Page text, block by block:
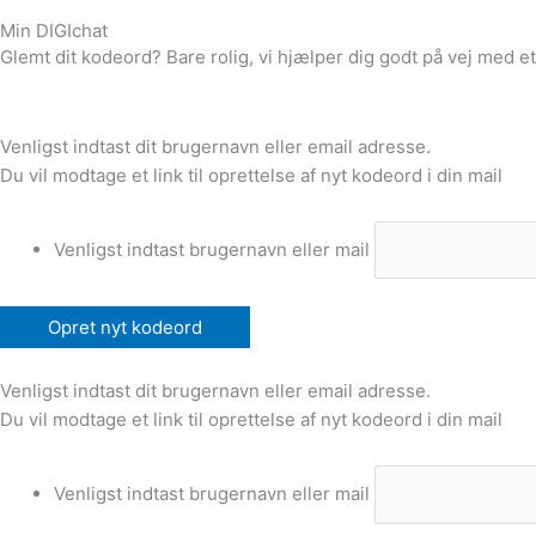
Min DIGIchat
Glemt dit kodeord? Bare rolig, vi hjælper dig godt på vej med
Venligst indtast dit brugernavn eller email adresse.
Du vil modtage et link til oprettelse af nyt kodeord i din mail
Venligst indtast brugernavn eller mail
Venligst indtast dit brugernavn eller email adresse.
Du vil modtage et link til oprettelse af nyt kodeord i din mail
Venligst indtast brugernavn eller mail